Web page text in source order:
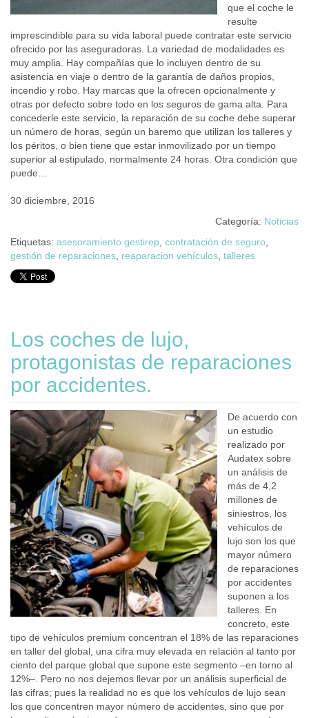
que el coche le
resulte
imprescindible para su vida laboral puede contratar este servicio
ofrecido por las aseguradoras. La variedad de modalidades es
muy amplia. Hay compañías que lo incluyen dentro de su
asistencia en viaje o dentro de la garantía de daños propios,
incendio y robo. Hay marcas que la ofrecen opcionalmente y
otras por defecto sobre todo en los seguros de gama alta. Para
concederle este servicio, la reparación de su coche debe superar
un número de horas, según un baremo que utilizan los talleres y
los péritos, o bien tiene que estar inmovilizado por un tiempo
superior al estipulado, normalmente 24 horas. Otra condición que
puede…
30 diciembre, 2016
Categoría: Noticias
Etiquetas: asesoramiento gestirep contratación de seguro
gestión de reparaciones reaparacion vehículos talleres
Los coches de lujo,
protagonistas de reparaciones
por accidentes.
De acuerdo con
un estudio
realizado por
Audatex sobre
un análisis de
más de 4,2
millones de
siniestros, los
vehículos de
lujo son los que
mayor número
de reparaciones
por accidentes
suponen a los
talleres. En
concreto, este
tipo de vehículos premium concentran el 18% de las reparaciones
en taller del global, una cifra muy elevada en relación al tanto por
ciento del parque global que supone este segmento –en torno al
12%–. Pero no nos dejemos llevar por un análisis superficial de
las cifras; pues la realidad no es que los vehículos de lujo sean
los que concentren mayor número de accidentes, sino que por